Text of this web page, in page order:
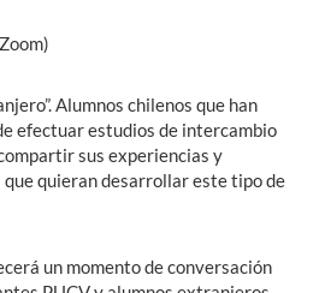
Alumnos chilenos que han
efectuar estudios de intercambio
sus experiencias y
que quieran desarrollar este tipo de
un momento de conversación